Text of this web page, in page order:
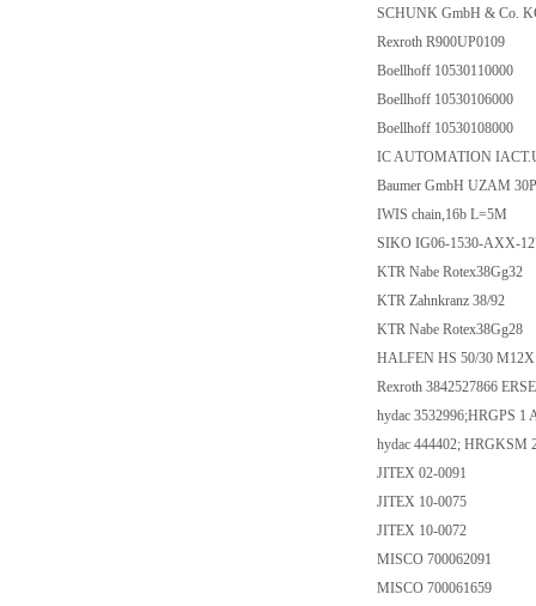
SCHUNK GmbH & Co.
Rexroth R900UP0109
Boellhoff 10530110000
Boellhoff 10530106000
Boellhoff 10530108000
IC AUTOMATION
Baumer GmbH UZAM
IWIS chain,16b L=5M
SIKO IG06-1530-AXX-
KTR Nabe Rotex38Gg32
KTR Zahnkranz 38/92
KTR Nabe Rotex38Gg28
HALFEN HS 50/30
Rexroth 3842527866
hydac 3532996;HRGPS
hydac 444402; HRGKSM
JITEX 02-0091
JITEX 10-0075
JITEX 10-0072
MISCO 700062091
MISCO 700061659